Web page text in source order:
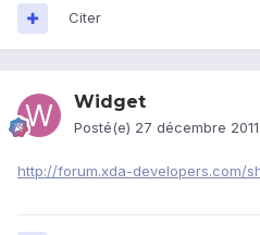
Citer
Widget
Posté(e) 27 décembre 2011
http://forum.xda-developers.com/